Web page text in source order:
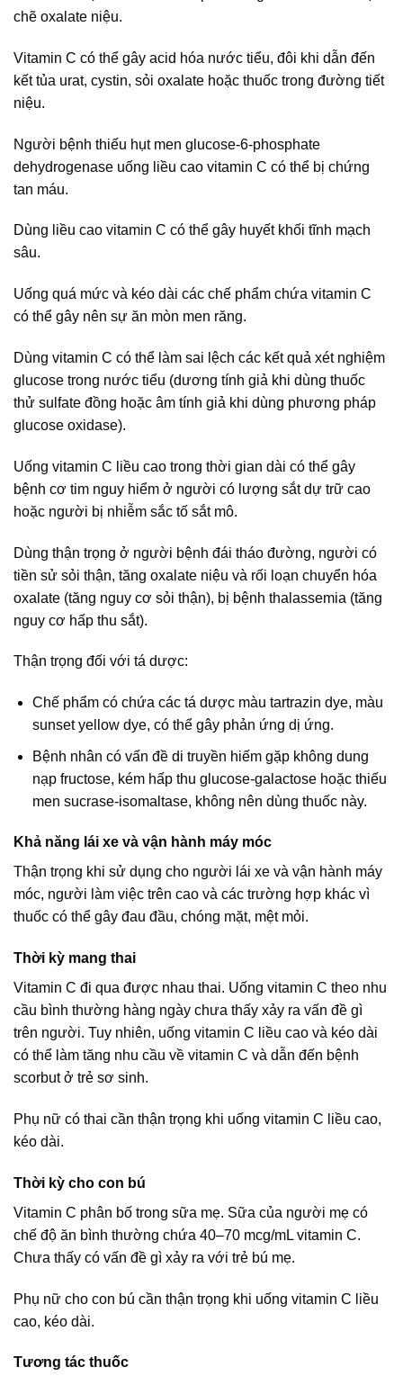
chẽ oxalate niệu.
Vitamin C có thể gây acid hóa nước tiểu, đôi khi dẫn đến
kết tủa urat, cystin, sỏi oxalate hoặc thuốc trong đường tiết
niệu.
Người bệnh thiếu hụt men glucose-6-phosphate
dehydrogenase uống liều cao vitamin C có thể bị chứng
tan máu.
Dùng liều cao vitamin C có thể gây huyết khối tĩnh mạch
sâu.
Uống quá mức và kéo dài các chế phẩm chứa vitamin C
có thể gây nên sự ăn mòn men răng.
Dùng vitamin C có thể làm sai lệch các kết quả xét nghiệm
glucose trong nước tiểu (dương tính giả khi dùng thuốc
thử sulfate đồng hoặc âm tính giả khi dùng phương pháp
glucose oxidase).
Uống vitamin C liều cao trong thời gian dài có thể gây
bệnh cơ tim nguy hiểm ở người có lượng sắt dự trữ cao
hoặc người bị nhiễm sắc tố sắt mô.
Dùng thận trọng ở người bệnh đái tháo đường, người có
tiền sử sỏi thận, tăng oxalate niệu và rối loạn chuyển hóa
oxalate (tăng nguy cơ sỏi thận), bị bệnh thalassemia (tăng
nguy cơ hấp thu sắt).
Thận trọng đối với tá dược:
Chế phẩm có chứa các tá dược màu tartrazin dye, màu
sunset yellow dye, có thể gây phản ứng dị ứng.
Bệnh nhân có vấn đề di truyền hiếm gặp không dung
nạp fructose, kém hấp thu glucose-galactose hoặc thiếu
men sucrase-isomaltase, không nên dùng thuốc này.
Khả năng lái xe và vận hành máy móc
Thận trọng khi sử dụng cho người lái xe và vận hành máy
móc, người làm việc trên cao và các trường hợp khác vì
thuốc có thể gây đau đầu, chóng mặt, mệt mỏi.
Thời kỳ mang thai
Vitamin C đi qua được nhau thai. Uống vitamin C theo nhu
cầu bình thường hàng ngày chưa thấy xảy ra vấn đề gì
trên người. Tuy nhiên, uống vitamin C liều cao và kéo dài
có thể làm tăng nhu cầu về vitamin C và dẫn đến bệnh
scorbut ở trẻ sơ sinh.
Phụ nữ có thai cần thận trọng khi uống vitamin C liều cao,
kéo dài.
Thời kỳ cho con bú
Vitamin C phân bố trong sữa mẹ. Sữa của người mẹ có
chế độ ăn bình thường chứa 40–70 mcg/mL vitamin C.
Chưa thấy có vấn đề gì xảy ra với trẻ bú mẹ.
Phụ nữ cho con bú cần thận trọng khi uống vitamin C liều
cao, kéo dài.
Tương tác thuốc